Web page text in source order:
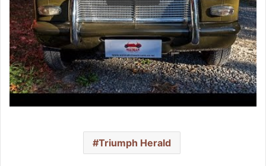
Triumph Herald